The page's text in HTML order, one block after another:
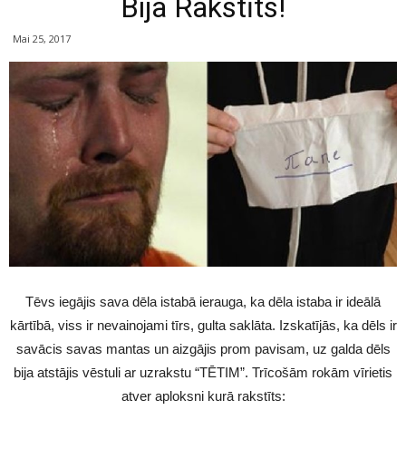
Bija Rakstīts!
Mai 25, 2017
Tēvs iegājis sava dēla istabā ierauga, ka dēla istaba ir ideālā
kārtībā, viss ir nevainojami tīrs, gulta saklāta. Izskatījās, ka dēls ir
savācis savas mantas un aizgājis prom pavisam, uz galda dēls
bija atstājis vēstuli ar uzrakstu “TĒTIM”. Trīcošām rokām vīrietis
atver aploksni kurā rakstīts: